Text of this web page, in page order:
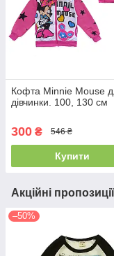
Кофта Minnie Mouse
дівчинки. 100, 130 см
300 ₴ 546 ₴
Купити
Акційні
–50%